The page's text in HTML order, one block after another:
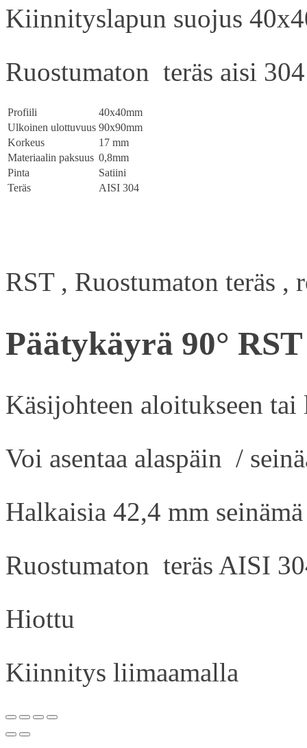
Kiinnityslapun suojus
Ruostumaton teräs aisi 304
Profiili
40x40mm
Ulkoinen ulottuvuus 90x90mm
Korkeus
17 mm
Materiaalin paksuus 0,8mm
Pinta
Satiini
Teräs
AISI 304
RST , Ruostumaton teräs ,
Päätykäyrä 90°
Käsijohteen aloitukseen tai
Voi asentaa alaspäin /
Halkaisia 42,4 mm
Ruostumaton teräs AISI
Hiottu
Kiinnitys liimaamalla